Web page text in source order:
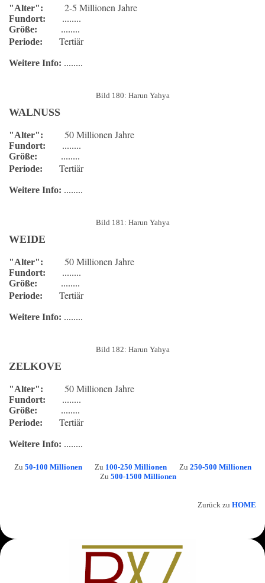
"Alter": 2-5 Millionen Jahre
Fundort: ........
Größe: ........
Periode: Tertiär
Weitere Info: ........
Bild 180: Harun Yahya
WALNUSS
"Alter": 50 Millionen Jahre
Fundort: ........
Größe: ........
Periode: Tertiär
Weitere Info: ........
Bild 181: Harun Yahya
WEIDE
"Alter": 50 Millionen Jahre
Fundort: ........
Größe: ........
Periode: Tertiär
Weitere Info: ........
Bild 182: Harun Yahya
ZELKOVE
"Alter": 50 Millionen Jahre
Fundort: ........
Größe: ........
Periode: Tertiär
Weitere Info: ........
Zu 50-100 MillionenZu 100-250 MillionenZu 250-500 Millionen
Zu 500-1500 Millionen
Zurück zu HOME